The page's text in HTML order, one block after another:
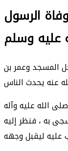
الرسول
عليه وسلم
المسجد وعمر بن
الله عليه وآله
به ، فنظر إليه